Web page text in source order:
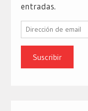
entradas.
Dirección
email